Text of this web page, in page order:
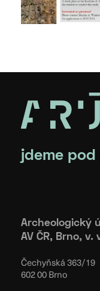
jdeme
Archeologický
AV ČR, Brno, v.
Čechyňská 363/19
602 00 Brno